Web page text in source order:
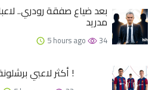
بعد ضياع صفقة رودري..
مدريد
5 hours ago 34
أكثر لاعبي برشلونة استفادة من صفقة رودري !